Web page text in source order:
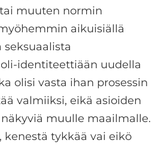
muuten normin
aikuisiällä
identiteettiään uudella
olisi vasta ihan prosessin
valmiiksi, eikä asioiden
muulle maailmalle.
kenestä tykkää vai eikö